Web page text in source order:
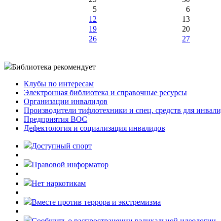
5
6
12
13
19
20
26
27
Библиотека рекомендует
Клубы по интересам
Электронная библиотека и справочные ресурсы
Организации инвалидов
Производители тифлотехники и спец. средств для
Предприятия ВОС
Дефектология и социализация инвалидов
Доступный спорт
Правовой информатор
Нет наркотикам
Вместе против террора и экстремизма